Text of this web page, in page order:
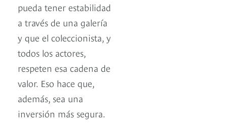
pueda tener estabilidad
a través de una galería
y que el coleccionista, y
todos los actores,
respeten esa cadena de
valor. Eso hace que,
además, sea una
inversión más segura.